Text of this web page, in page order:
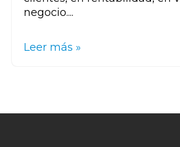
negocio....
Leer más »